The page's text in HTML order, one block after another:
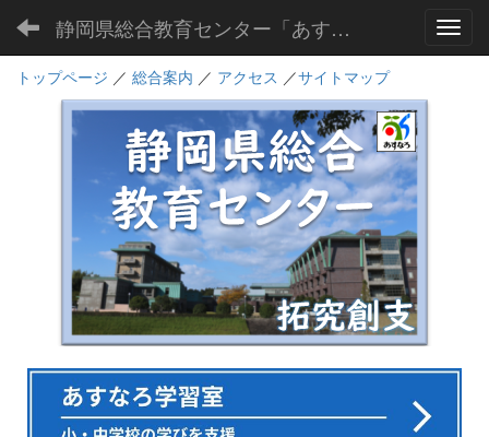
静岡県総合教育センター「あすなろ」
トップページ ／ 総合案内 ／ アクセス ／サイトマップ